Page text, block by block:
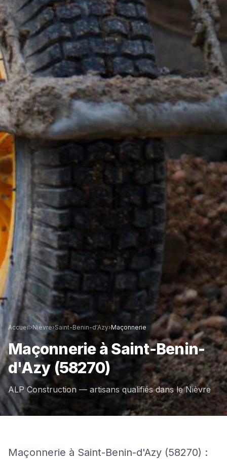
Accueil›Nièvre›Saint-Benin-d'Azy›Maçonnerie
MaçonnerieàSaint-Benin-
d'Azy (58270)
ALP Construction — artisans qualifiés dans leNièvre
Maçonnerie à Saint-Benin-d'Azy (58270) :